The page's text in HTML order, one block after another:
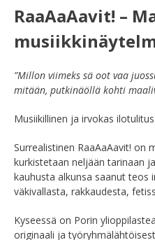
RaaAaAavit! –
”Millon viimeks sä oot vaa
mitään, putkinäöllä kohti
Musiikillinen ja irvokas
Surrealistinen RaaAaAavit! on
kurkistetaan neljään tarinaan
kauhusta alkunsa saanut teos
väkivallasta, rakkaudesta,
Kyseessä on Porin
originaali ja